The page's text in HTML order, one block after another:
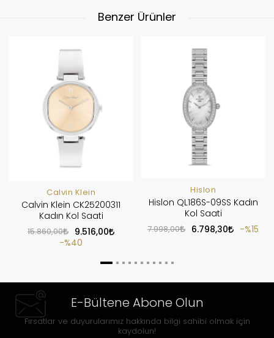
Benzer Ürünler
Calvin Klein
Calvin Klein CK25200311
Kadın Kol Saati
15.860,00
9.516,00
%40
Hislon
Hislon QL186S-09SS Kadın
Kol Saati
7.998,00 6.798,30 %15
E-Bültene Abone Olun
Fırsatlar ve duyurularımız hakkında bilgi sahibi olmak için
kaydolun!